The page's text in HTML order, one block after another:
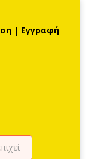
| Εγγραφή